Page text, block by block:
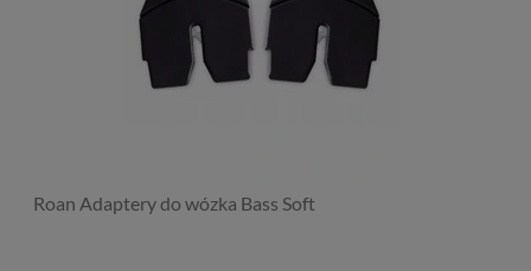
Roan Adaptery do wózka Bass Soft